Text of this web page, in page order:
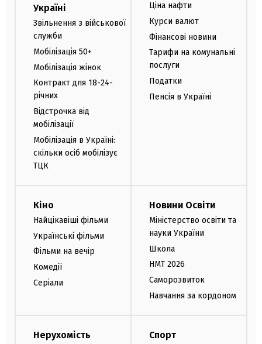
Україні
Звільнення з військової
служби
Мобілізація 50+
Мобілізація жінок
Контракт для 18-24-
річних
Відстрочка від
мобілізації
Мобілізація в Україні:
скільки осіб мобілізує
ТЦК
Ціна нафти
Курси валют
Фінансові новини
Тарифи на комунальні
послуги
Податки
Пенсія в Україні
Кіно
Найцікавіші фільми
Українські фільми
Фільми на вечір
Комедії
Серіали
Новини Освіти
Міністерство освіти та
науки України
Школа
НМТ 2026
Саморозвиток
Навчання за кордоном
Нерухомість Спорт